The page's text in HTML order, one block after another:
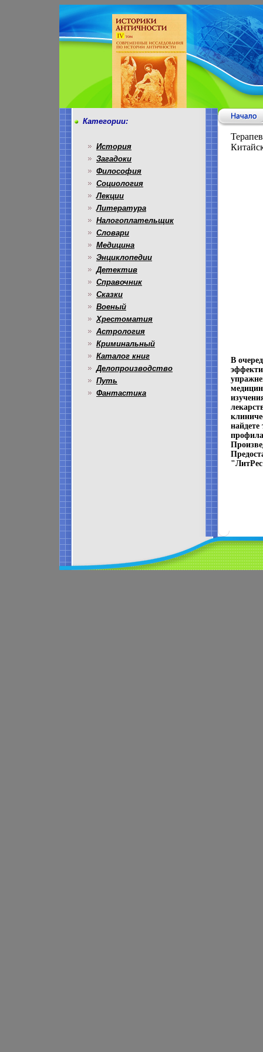
Категории:
История
Загадоки
Философия
Социология
Лекции
Литература
Налогоплательщик
Словари
Медицина
Энциклопедии
Детектив
Справочник
Сказки
Военый
Хрестоматия
Астрология
Криминальный
Каталог книг
Делопроизводство
Путь
Фантастика
В
найдете